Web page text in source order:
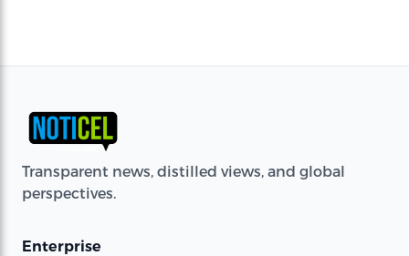
Transparent news, distilled views, and global
perspectives.
Enterprise